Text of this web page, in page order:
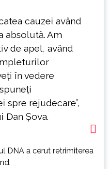
cauzei având
absolută. Am
de apel, având
în vedere
spre rejudecare”,
Dan Șova.
DNA a cerut retrimiterea